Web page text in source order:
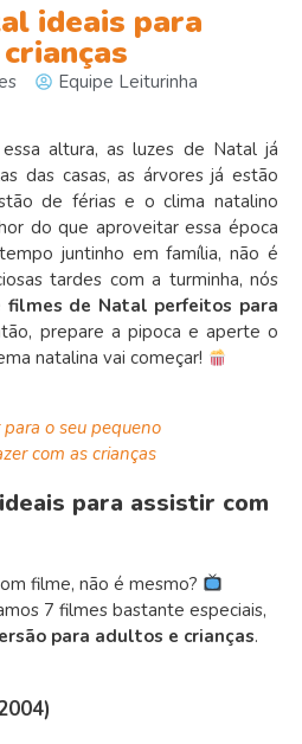
ideais para
Equipe Leiturinha
altura, as luzes de Natal já
das casas, as árvores já estão
de férias e o clima natalino
do que aproveitar essa época
juntinho em família, não é
tardes com a turminha, nós
filmes de Natal perfeitos para
prepare a pipoca e aperte o
natalina vai começar!
o seu pequeno
com as crianças
para assistir com
filme, não é mesmo?
7 filmes bastante especiais,
para adultos e crianças.